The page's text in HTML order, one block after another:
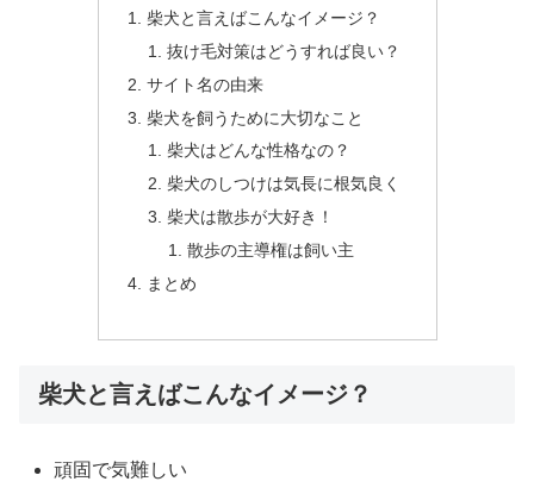
柴犬と言えばこんなイメージ？
抜け毛対策はどうすれば良い？
サイト名の由来
柴犬を飼うために大切なこと
柴犬はどんな性格なの？
柴犬のしつけは気長に根気良く
柴犬は散歩が大好き！
散歩の主導権は飼い主
まとめ
柴犬と言えばこんなイメージ？
頑固で気難しい